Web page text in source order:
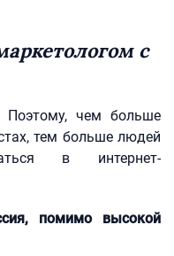
с
Поэтому, чем больше
тем больше людей
в интернет-
помимо высокой